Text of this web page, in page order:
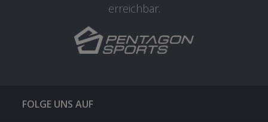
erreichbar.
FOLGE UNS AUF